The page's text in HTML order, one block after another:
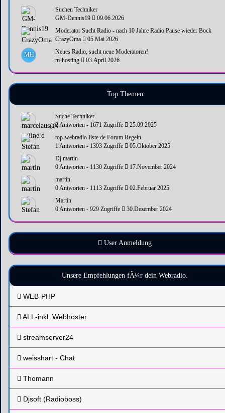
Suchen Techniker
GM-Dennis19
09.06.2026
Moderator Sucht Radio - nach 10 Jahre Radio Pause wieder Bock
CrazyOma
05.Mai 2026
MH
Neues Radio, sucht neue Moderatoren!
m-hosting
03.April 2026
Top Themen
Suche Techniker
2 Antworten - 1671 Zugriffe
25.09.2025
top-webradio-liste.de Forum Regeln
1 Antworten - 1393 Zugriffe
05.Oktober 2025
Dj martin
0 Antworten - 1130 Zugriffe
17.November 2024
martin
0 Antworten - 1113 Zugriffe
02.Februar 2025
Martin
0 Antworten - 929 Zugriffe
30.Dezember 2024
User Anmeldung
Unsere Empfehlungen fÃ¼r dein Webradio.
WEB-PHP
ALL-inkl. Webhoster
streamserver24
weisshart - Chat
Thomann
Djsoft (Radioboss)